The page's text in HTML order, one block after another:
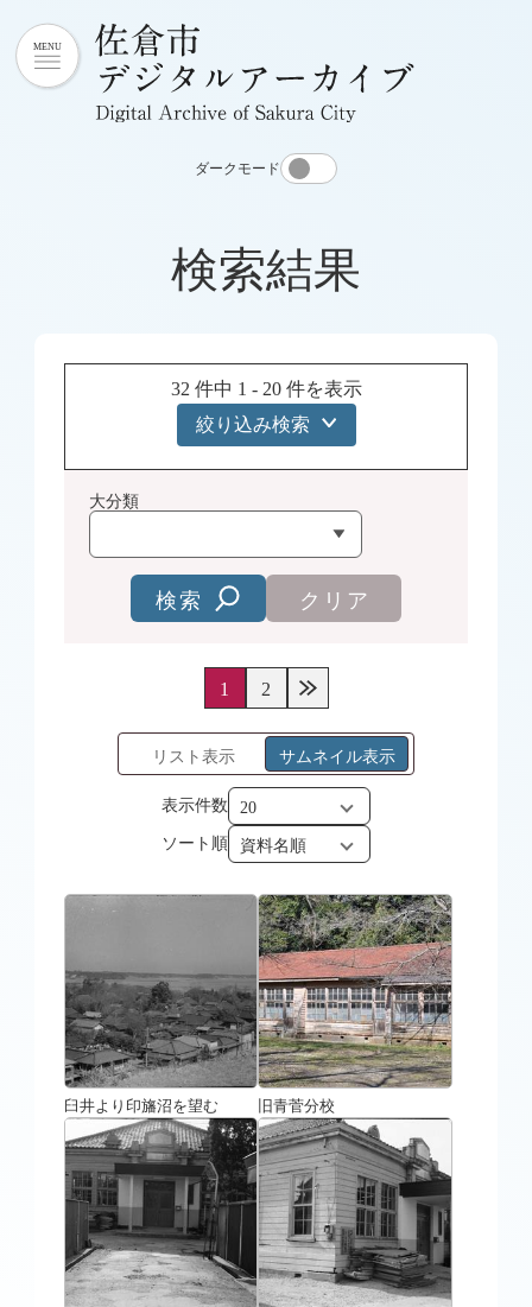
ダークモード
検索結果
32 件中 1 - 20 件を表示
絞り込み検索
大分類
検索 クリア
1 2
リスト表示 サムネイル表示
表示件数
ソート順
臼井より印旛沼を望む 旧青菅分校